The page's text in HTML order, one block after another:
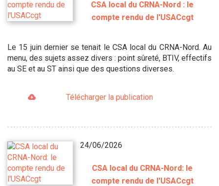
CSA local du CRNA-Nord : le
compte rendu de l'USACcgt
Le 15 juin dernier se tenait le CSA local du CRNA-Nord. Au
menu, des sujets assez divers : point sûreté, BTIV, effectifs
au SE et au ST ainsi que des questions diverses.
Télécharger la publication
24/06/2026
CSA local du CRNA-Nord: le
compte rendu de l'USACcgt